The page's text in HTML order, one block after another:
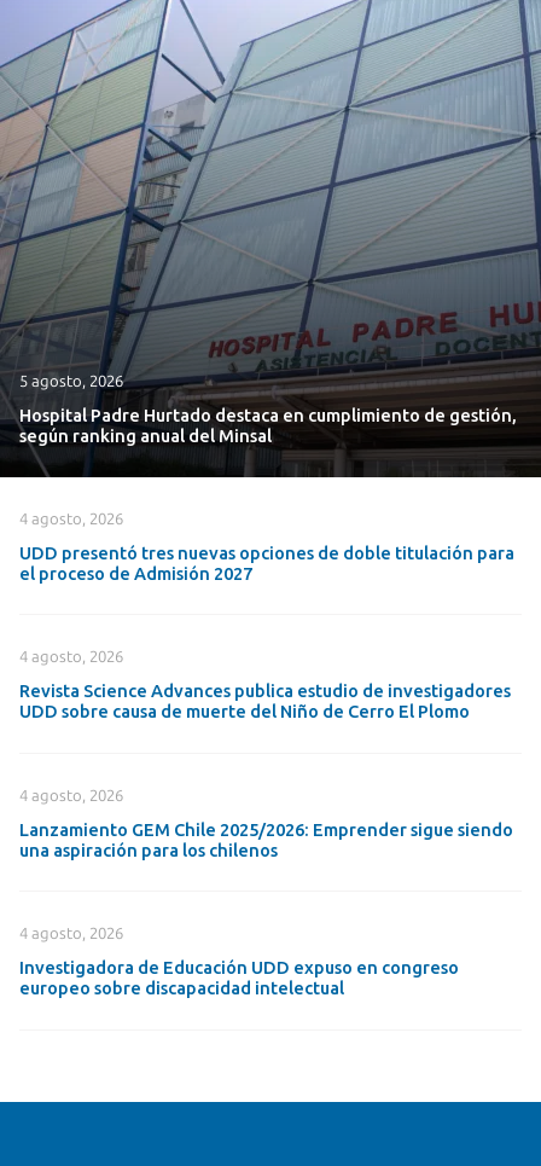
5 agosto, 2026
Hospital Padre Hurtado destaca en cumplimiento de gestión,
según ranking anual del Minsal
4 agosto, 2026
UDD presentó tres nuevas opciones de doble titulación para
el proceso de Admisión 2027
4 agosto, 2026
Revista Science Advances publica estudio de investigadores
UDD sobre causa de muerte del Niño de Cerro El Plomo
4 agosto, 2026
Lanzamiento GEM Chile 2025/2026: Emprender sigue siendo
una aspiración para los chilenos
4 agosto, 2026
Investigadora de Educación UDD expuso en congreso
europeo sobre discapacidad intelectual